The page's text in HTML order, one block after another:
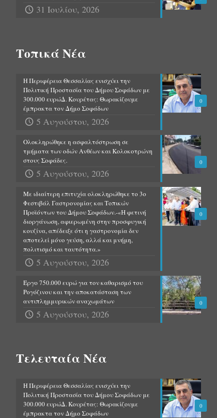
31 Ιουλίου, 2026
Τοπικά Νέα
0
Η Περιφέρεια Θεσσαλίας ενισχύει την
Πολιτική Προστασία του Δήμου Σοφάδων με
300.000 ευρώΔ. Κουρέτας: Θωρακίζουμε
έμπρακτα τον Δήμο Σοφάδων
5 Αυγούστου, 2026
0
Ολοκληρώθηκε η ασφαλτόστρωση σε
τμήματα των οδών Ανθέων και Κολοκοτρώνη
στους Σοφάδες.
5 Αυγούστου, 2026
0
Με ιδιαίτερη επιτυχία ολοκληρώθηκε το 3ο
Φεστιβάλ Γαστρονομίας και Τοπικών
Προϊόντων του Δήμου Σοφάδων.-«Η φετινή
διοργάνωση, αφιερωμένη στην προσφυγική
κουζίνα, απέδειξε ότι η γαστρονομία δεν
αποτελεί μόνο γεύση, αλλά και μνήμη,
πολιτισμό και ταυτότητα.»
5 Αυγούστου, 2026
0
Έργο 750.000 ευρώ για τον καθαρισμό του
Ρογόζινου και την αποκατάσταση των
αντιπλημμυρικών αναχωμάτων
5 Αυγούστου, 2026
Τελευταία Νέα
0
Η Περιφέρεια Θεσσαλίας ενισχύει την
Πολιτική Προστασία του Δήμου Σοφάδων με
300.000 ευρώΔ. Κουρέτας: Θωρακίζουμε
έμπρακτα τον Δήμο Σοφάδων